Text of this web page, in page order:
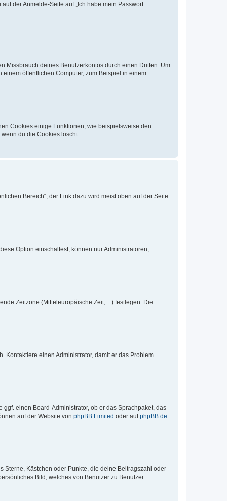
der Anmelde-Seite auf „Ich habe mein Passwort
Missbrauch deines Benutzerkontos durch einen Dritten. Um
öffentlichen Computer, zum Beispiel in einem
Cookies einige Funktionen, wie beispielsweise den
du die Cookies löscht.
Bereich“; der Link dazu wird meist oben auf der Seite
Option einschaltest, können nur Administratoren,
Zeitzone (Mitteleuropäische Zeit, ...) festlegen. Die
Kontaktiere einen Administrator, damit er das Problem
einen Board-Administrator, ob er das Sprachpaket, das
auf der Website von phpBB Limited oder aufphpBB.de
Sterne, Kästchen oder Punkte, die deine Beitragszahl oder
Bild, welches von Benutzer zu Benutzer